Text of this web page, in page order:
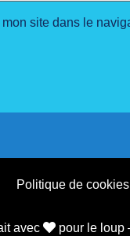
site dans le
Politique de
avec pour le loup